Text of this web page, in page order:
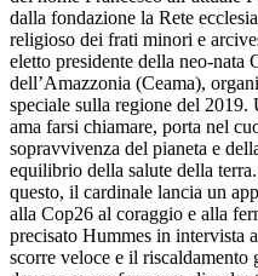
dalla fondazione la Rete
religioso dei frati minori e
eletto presidente della neo-nata
dell’Amazzonia (Ceama),
speciale sulla regione del
ama farsi chiamare, porta nel
sopravvivenza del pianeta e
equilibrio della salute della
questo, il cardinale lancia un
alla Cop26 al coraggio e alla
precisato Hummes in intervista
scorre veloce e il riscaldamento